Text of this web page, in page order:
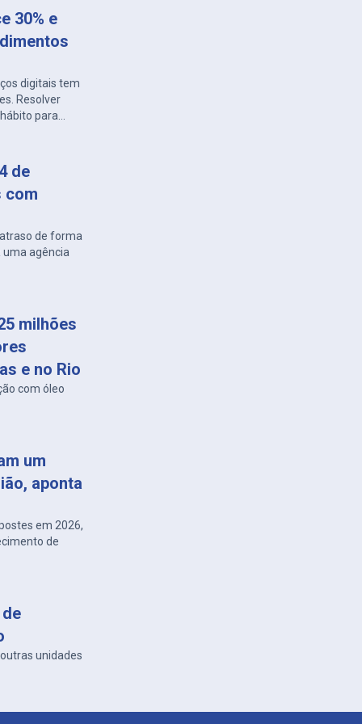
30% e
digitais tem
Resolver
para
a Energisa
de
com
de forma
agência
milhões
e no Rio
com óleo
um
aponta
em 2026,
de
unidades